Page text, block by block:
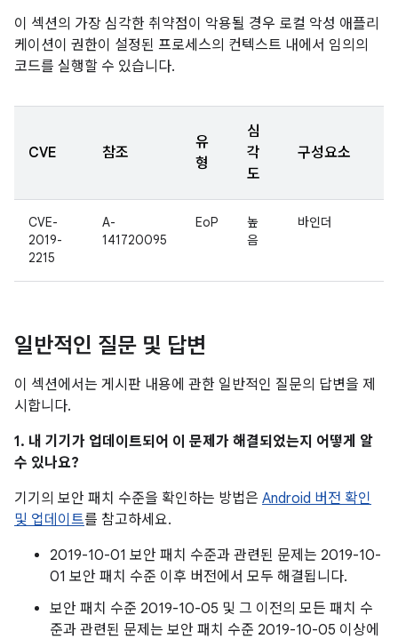
이 섹션의 가장 심각한 취약점이 악용될 경우 로컬 악성 애플리
케이션이 권한이 설정된 프로세스의 컨텍스트 내에서 임의의
코드를 실행할 수 있습니다.
CVE 참조
유
형
심
각
도
구성요소
CVE-
2019-
2215
A-
141720095
EoP
높
음
바인더
일반적인 질문 및 답변
이 섹션에서는 게시판 내용에 관한 일반적인 질문의 답변을 제
시합니다.
1. 내 기기가 업데이트되어 이 문제가 해결되었는지 어떻게 알
수 있나요?
기기의 보안 패치 수준을 확인하는 방법은 Android 버전 확인
및 업데이트를 참고하세요.
2019-10-01 보안 패치 수준과 관련된 문제는 2019-10-
01 보안 패치 수준 이후 버전에서 모두 해결됩니다.
보안 패치 수준 2019-10-05 및 그 이전의 모든 패치 수
준과 관련된 문제는 보안 패치 수준 2019-10-05 이상에